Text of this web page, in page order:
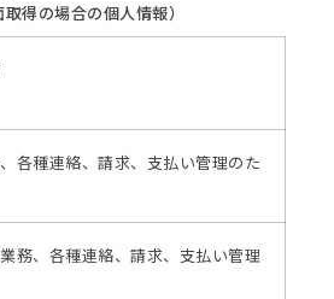
得の場合の個人情報）
各種連絡、請求、支払い管理のた
務、各種連絡、請求、支払い管理